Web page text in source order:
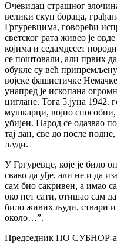
Очевидац страшног
велики скуп бораца,
Гргуревцима, говорећи
светског рата живео је
којима и седамдесет
се поштовали, али првих
обукле су већ
војске фашистичке
унапред је ископана
циглане. Тога 5.јуна 1942.
мушкарци, војно
убијен. Народ се одазвао
тај дан, све до после
људи.
У Гргуревце, које је било
свако да уђе, али не и да
сам био сакривен, а имао
око пет сати, отишао сам
било живих људи, ствари и
около…”.
Председник ПО СУБНОР-